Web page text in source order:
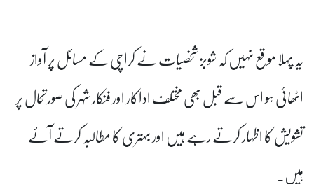
یہ پہلا موقع نہیں کہ شوبز شخصیات نے کراچی کے مسائل پر آواز
اٹھائی ہو اس سے قبل بھی مختلف اداکار اور فنکار شہر کی صورتحال پر
تشویش کا اظہار کرتے رہے ہیں اور بہتری کا مطالبہ کرتے آئے
ہیں۔